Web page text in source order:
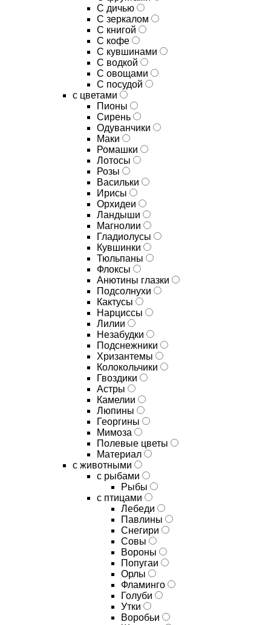
C дичью
C зеркалом
C книгой
C кофе
C кувшинами
C водкой
C овощами
C посудой
с цветами
Пионы
Сирень
Одуванчики
Маки
Ромашки
Лотосы
Розы
Васильки
Ирисы
Орхидеи
Ландыши
Магнолии
Гладиолусы
Кувшинки
Тюльпаны
Флоксы
Анютины глазки
Подсолнухи
Кактусы
Нарциссы
Лилии
Незабудки
Подснежники
Хризантемы
Колокольчики
Гвоздики
Астры
Камелии
Люпины
Георгины
Мимоза
Полевые цветы
Материал
с животными
с рыбами
Рыбы
с птицами
Лебеди
Павлины
Снегири
Совы
Вороны
Попугаи
Орлы
Фламинго
Голуби
Утки
Воробьи